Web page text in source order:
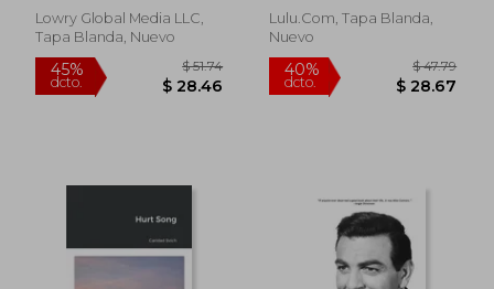
45% 45%
Schumacher, Maria
Lowry Global Media LLC,
Tapa Blanda, Nuevo
Lulu.com, Tapa Blanda,
Nuevo